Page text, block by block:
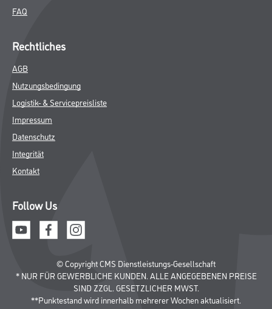
FAQ
Rechtliches
AGB
Nutzungsbedingung
Logistik- & Servicepreisliste
Impressum
Datenschutz
Integrität
Kontakt
Follow Us
© Copyright CMS Dienstleistungs-Gesellschaft
* NUR FÜR GEWERBLICHE KUNDEN. ALLE ANGEGEBENEN PREISE
SIND ZZGL. GESETZLICHER MWST.
**Punktestand wird innerhalb mehrerer Wochen aktualisiert.